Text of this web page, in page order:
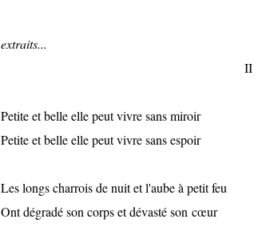
extraits...
II
Petite et belle elle peut vivre sans miroir
Petite et belle elle peut vivre sans espoir
Les longs charrois de nuit et l'aube à petit feu
Ont dégradé son corps et dévasté son cœur